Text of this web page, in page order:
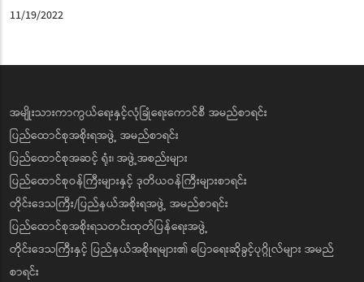
11/19/2022
အမျိုးသားကာကွယ်ရေးနှင့်လုံခြုံရေးကောင်စီ အမည်စာရင်း
ပြည်ထောင်စုအစိုးရအဖွဲ့ အမည်စာရင်း
ပြည်ထောင်စုအဆင့် ရုံး၊ အဖွဲ့အစည်းများ
ပြည်ထောင်စုဝန်ကြီးများနှင့် ဒုတိယဝန်ကြီးများစာရင်း
တိုင်းဒေသကြီး/ပြည်နယ်အစိုးရအဖွဲ့ အမည်စာရင်း
ပြည်ထောင်စုအစိုးရသတင်းထုတ်ပြန်ရေးအဖွဲ့
တိုင်းဒေသကြီးနှင့် ပြည်နယ်အစိုးရများ၏ ပြောရေးဆိုခွင့်ပုဂ္ဂိုလ်များ အမည်
စာရင်း